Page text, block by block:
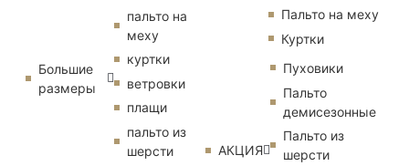
Большие
размеры
пальто на
меху
куртки
ветровки
плащи
пальто из
шерсти
Пальто на меху
Куртки
АКЦИЯ
Пуховики
Пальто
демисезонные
Пальто из
шерсти